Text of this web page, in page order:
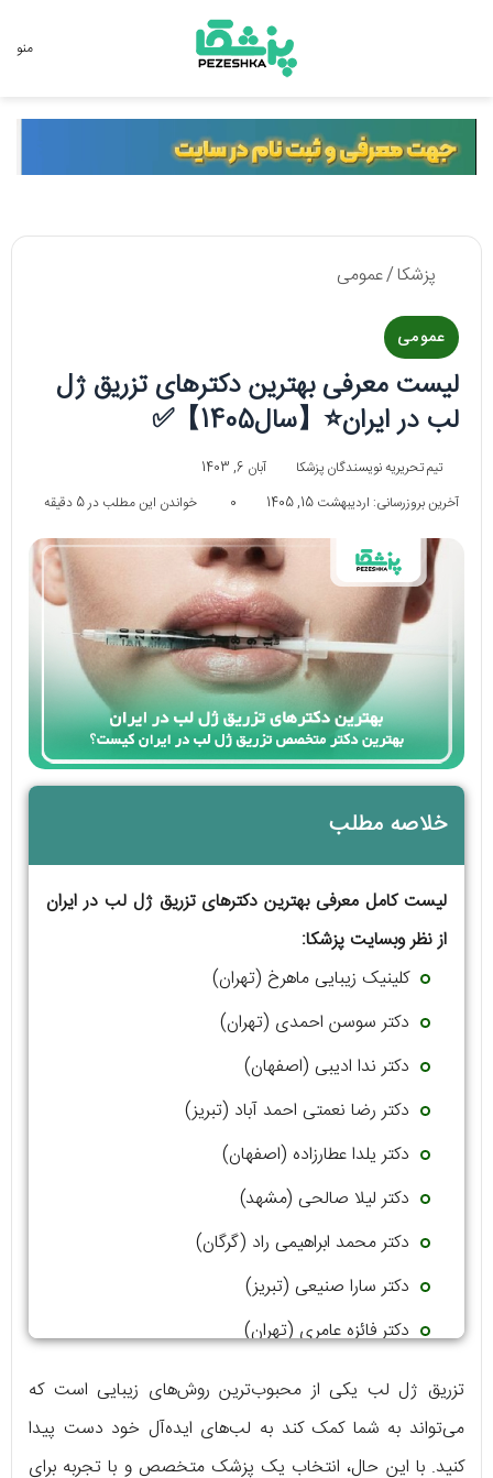
منو
پزشکا/عمومی
عمومی
لیست معرفی بهترین دکترهای تزریق ژل
لب در ایران⭐【سال1405】✅
تیم تحریریه نویسندگان پزشکا
آبان 6, 1403
آخرین بروزرسانی: اردیبهشت 15, 1405
0 خواندن این مطلب در 5 دقیقه
خلاصه مطلب
لیست کامل معرفی بهترین دکترهای تزریق ژل لب در ایران
از نظر وبسایت پزشکا:
کلینیک زیبایی ماهرخ (تهران)
دکتر سوسن احمدی (تهران)
دکتر ندا ادیبی (اصفهان)
دکتر رضا نعمتی احمد آباد (تبریز)
دکتر یلدا عطارزاده (اصفهان)
دکتر لیلا صالحی (مشهد)
دکتر محمد ابراهیمی راد (گرگان)
دکتر سارا صنیعی (تبریز)
دکتر فائزه عامری (تهران)
دکتر میلاد گندمی (تهران)
تزریق ژل لب یکی از محبوب‌ترین روش‌های زیبایی است که
می‌تواند به شما کمک کند به لب‌های ایده‌آل خود دست پیدا
کنید. با این حال، انتخاب یک پزشک متخصص و با تجربه برای